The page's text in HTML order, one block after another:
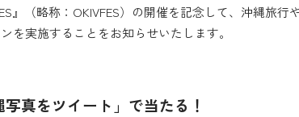
』（略称：OKIVFES）の開催を記念して、沖縄旅
を実施することをお知らせいたします。
真をツイート」で当たる！